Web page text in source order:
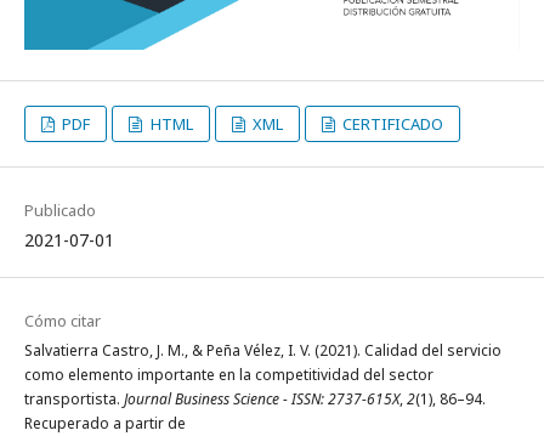
PDF HTML XML CERTIFICADO
Publicado
2021-07-01
Cómo citar
Salvatierra Castro, J. M., & Peña Vélez, I. V. (2021). Calidad del servicio
como elemento importante en la competitividad del sector
transportista. Journal Business Science - ISSN: 2737-615X,2(1), 86–94.
Recuperado a partir de